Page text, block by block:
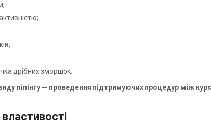
дрібних зморшок.
пілінгу — проведення підтримуючих процедур між
властивості